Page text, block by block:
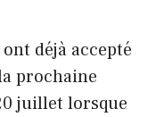
déjà accepté
prochaine
juillet lorsque